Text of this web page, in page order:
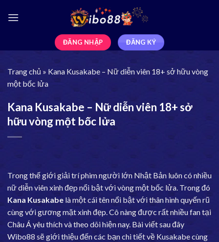
ĐĂNG NHẬP ĐĂNG KÝ
Trang chủ » Kana Kusakabe – Nữ diễn viên 18+ sở hữu vòng
một bốc lửa
Kana Kusakabe – Nữ diễn viên 18+ sở
hữu vòng một bốc lửa
Trong thế giới giải trí phim người lớn Nhật Bản luôn có nhiều
nữ diễn viên xinh đẹp nổi bật với vòng một bốc lửa. Trong đó
Kana Kusakabe là một cái tên nổi bật với thân hình quyến rũ
cùng với gương mặt xinh đẹp. Cô nàng được rất nhiều fan tại
Châu Á yêu thích và theo dõi hiện nay. Bài viết sau đây
Wibo88 sẽ giới thiệu đến các bạn chi tiết về Kusakabe cùng